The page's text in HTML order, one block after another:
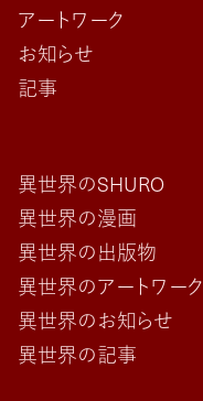
アートワーク
お知らせ
記事
異世界のSHURO
異世界の漫画
異世界の出版物
異世界のアートワーク
異世界のお知らせ
異世界の記事